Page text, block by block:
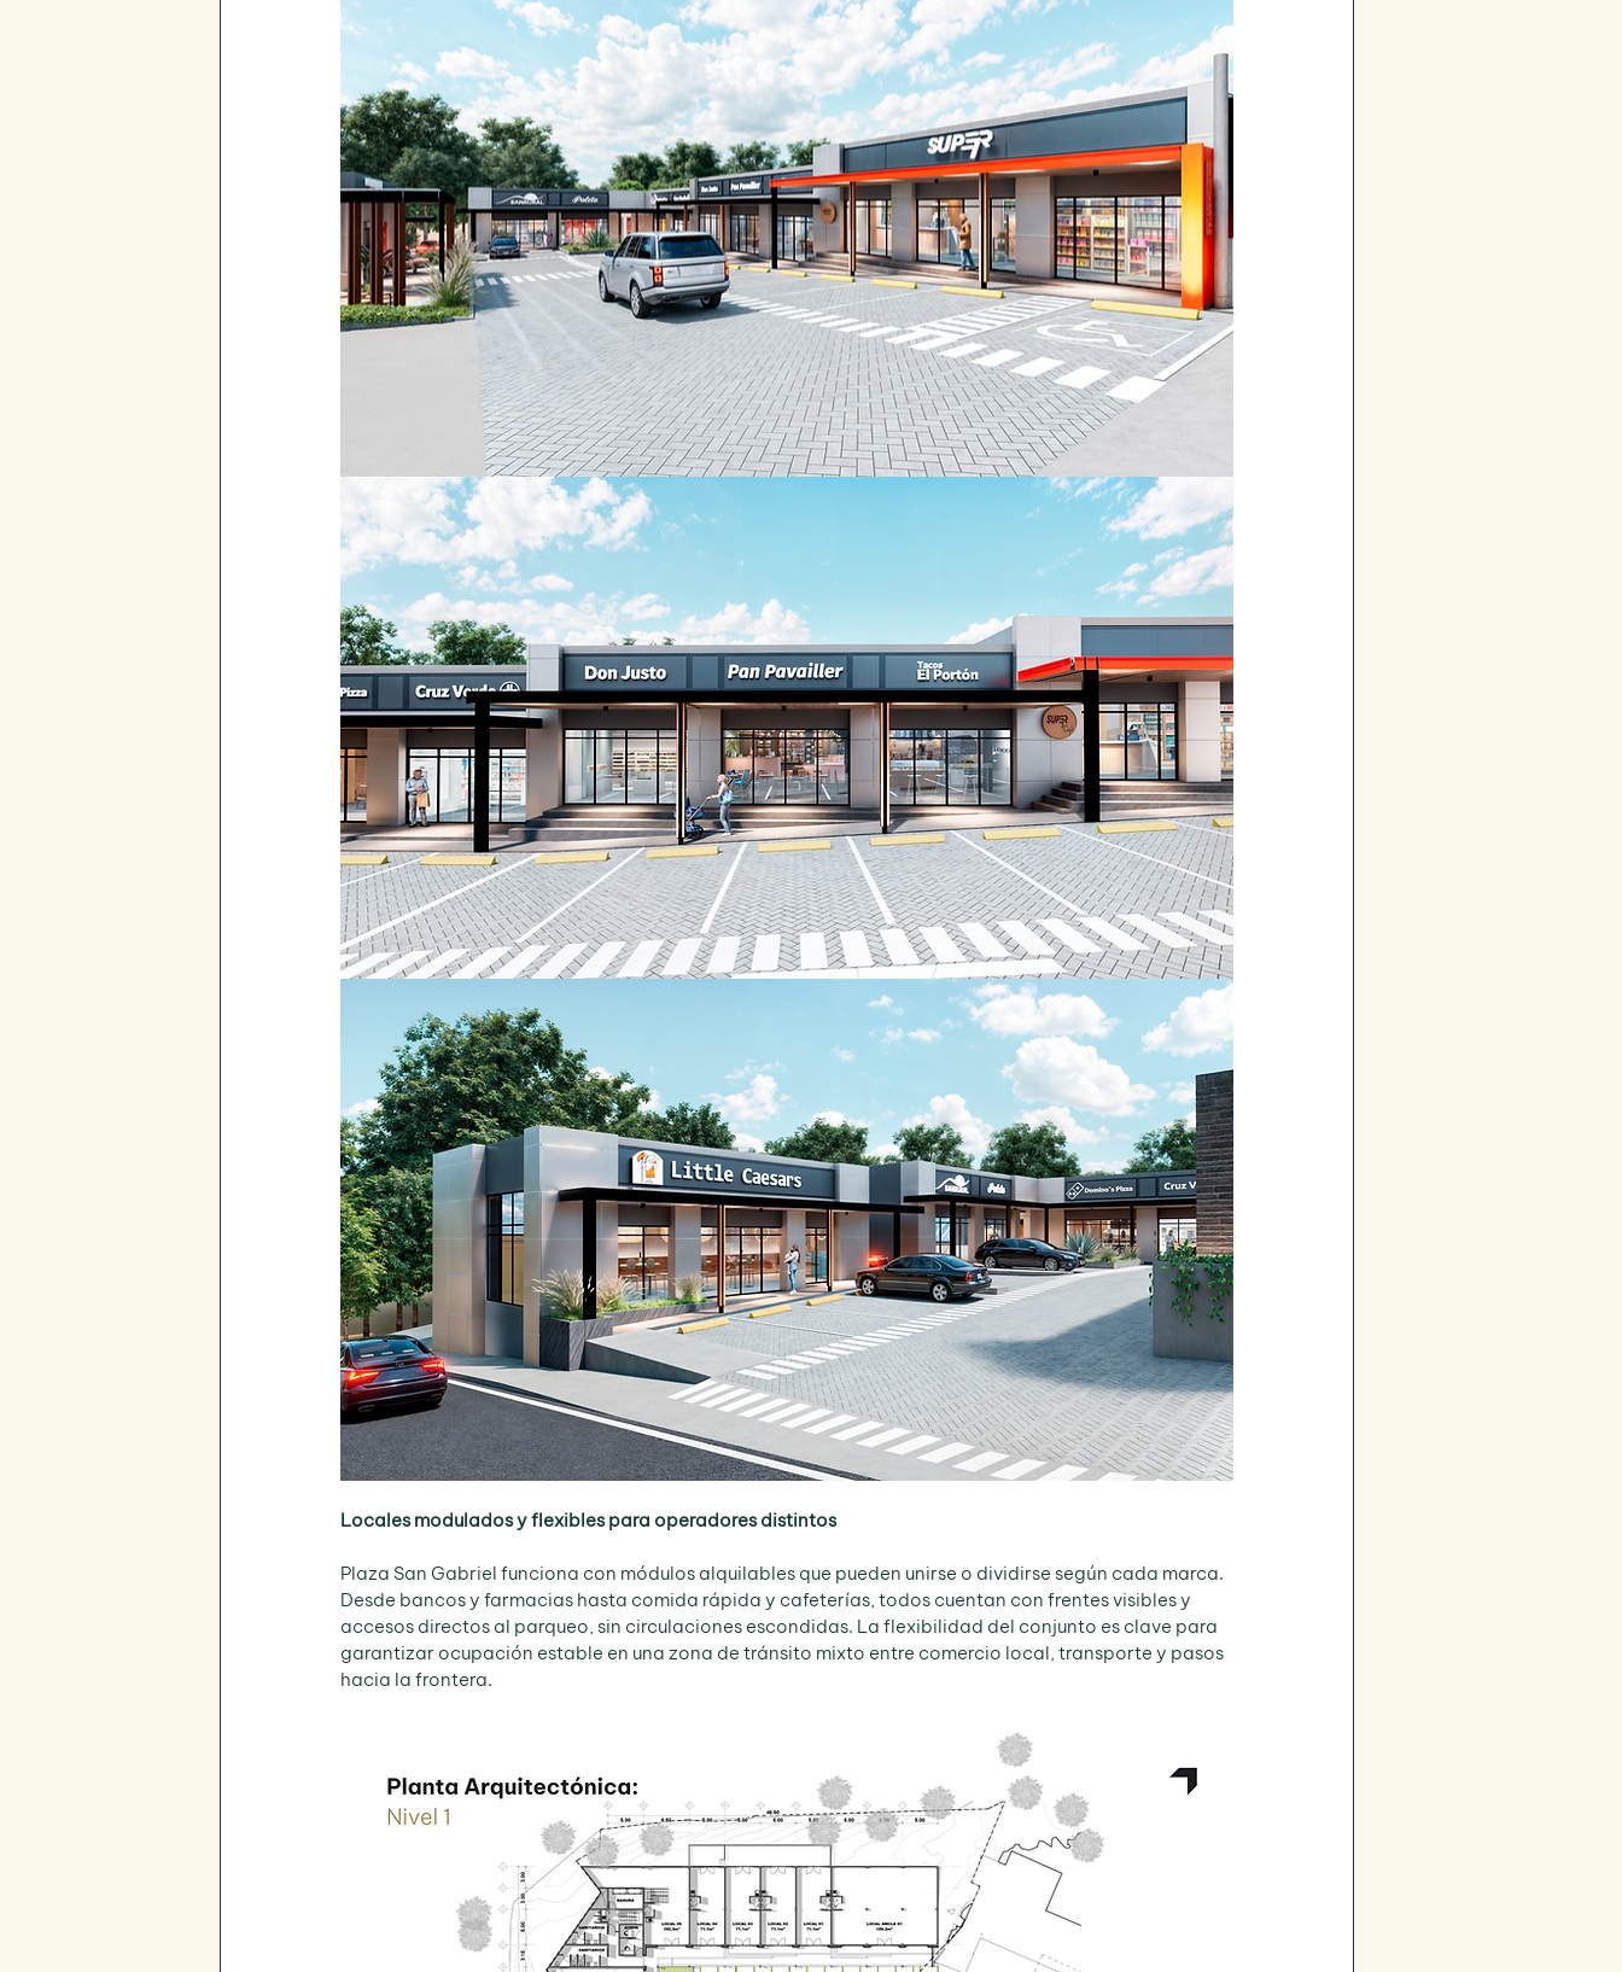
Locales modulados y flexibles para operadores distintos
Plaza San Gabriel funciona con módulos alquilables que pueden unirse o dividirse según cada marca.
Desde bancos y farmacias hasta comida rápida y cafeterías, todos cuentan con frentes visibles y
accesos directos al parqueo, sin circulaciones escondidas. La flexibilidad del conjunto es clave para
garantizar ocupación estable en una zona de tránsito mixto entre comercio local, transporte y pasos
hacia la frontera.